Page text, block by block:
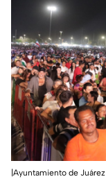
|Ayuntamiento de Juárez